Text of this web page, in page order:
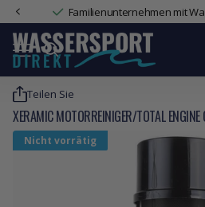
Familienunternehmen mit
Teilen Sie
XERAMIC MOTORREINIGER/TOTAL ENGINE
Nicht vorrätig